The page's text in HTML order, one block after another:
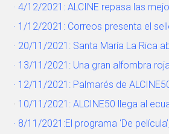
· 4/12/2021: ALCINE repasa las
· 1/12/2021: Correos presenta el
· 20/11/2021: Santa María La Rica
· 13/11/2021: Una gran alfombra
· 12/11/2021: Palmarés de
· 10/11/2021: ALCINE50 llega al
· 8/11/2021:El programa ‘De